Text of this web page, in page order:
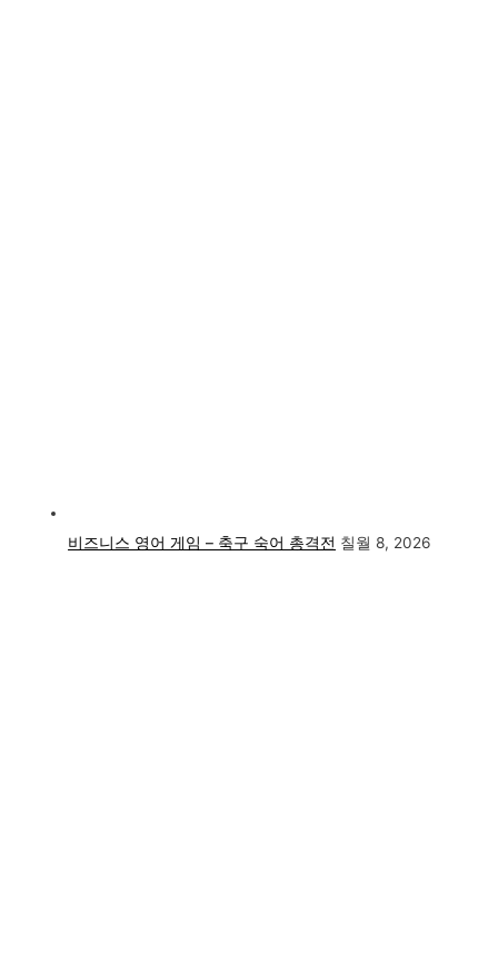
비즈니스 영어 게임 – 축구 숙어 총격전 칠월 8, 2026